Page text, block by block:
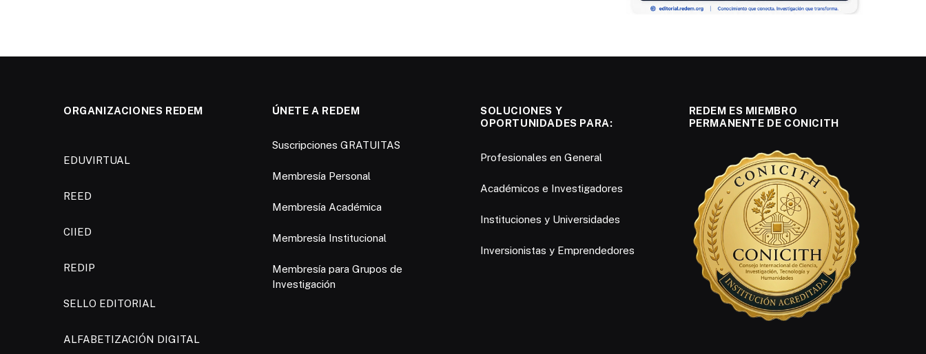
ORGANIZACIONES REDEM
EDUVIRTUAL
REED
CIIED
REDIP
SELLO EDITORIAL
ALFABETIZACIÓN DIGITAL
ÚNETE A REDEM
Suscripciones GRATUITAS
Membresía Personal
Membresía Académica
Membresía Institucional
Membresía para Grupos de
Investigación
SOLUCIONES Y
OPORTUNIDADES PARA:
Profesionales en General
Académicos e Investigadores
Instituciones y Universidades
Inversionistas y Emprendedores
REDEM ES MIEMBRO
PERMANENTE DE CONICITH